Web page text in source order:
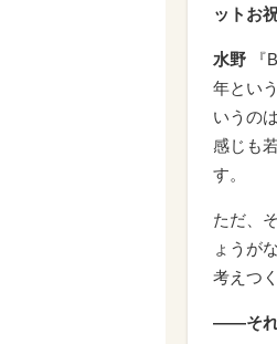
ットお
水野 『
年とい
いうの
感じも
す。
ただ、
ょうが
考えつ
――それ